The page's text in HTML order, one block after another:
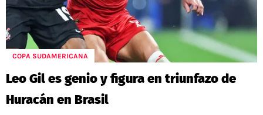
COPA SUDAMERICANA
Leo Gil es genio y figura en triunfazo de
Huracán en Brasil